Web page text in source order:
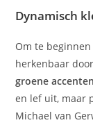
Dynamisch
Om te
herkenbaar
groene accenten
en lef uit, maar
Michael van